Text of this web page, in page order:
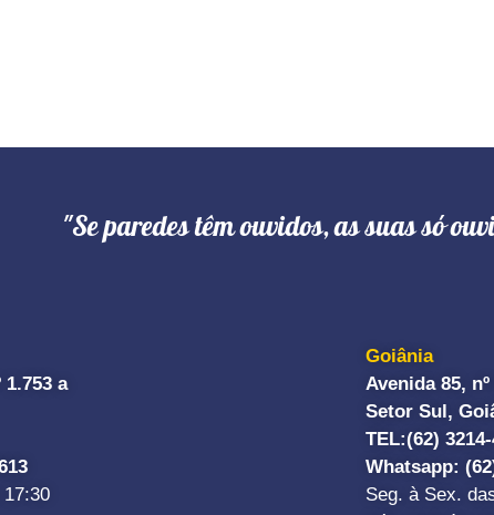
"Se paredes têm ouvidos, as suas só
a
Goiânia
Avenida 85,
Setor Sul,
TEL:(62) 3214-
Whatsapp:
Seg. à Sex.